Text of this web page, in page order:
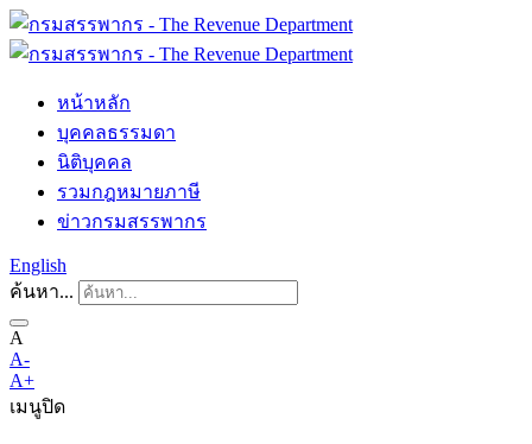
หน้าหลัก
บุคคลธรรมดา
นิติบุคคล
รวมกฎหมายภาษี
ข่าวกรมสรรพากร
English
ค้นหา...
A
A-
A+
เมนูปิด